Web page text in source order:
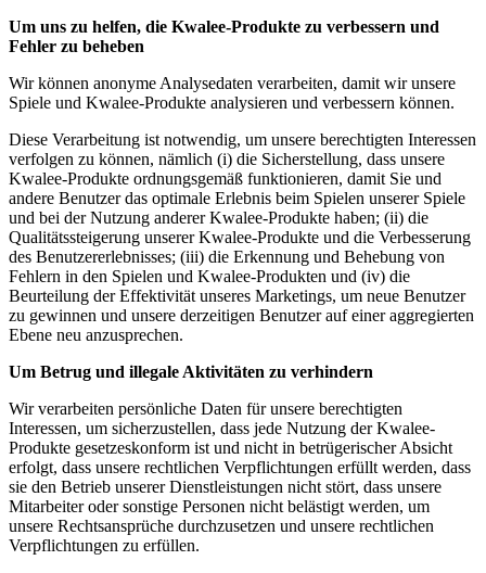
Um uns zu helfen, die Kwalee-Produkte zu verbessern und
Fehler zu beheben
Wir können anonyme Analysedaten verarbeiten, damit wir unsere
Spiele und Kwalee-Produkte analysieren und verbessern können.
Diese Verarbeitung ist notwendig, um unsere berechtigten Interessen
verfolgen zu können, nämlich (i) die Sicherstellung, dass unsere
Kwalee-Produkte ordnungsgemäß funktionieren, damit Sie und
andere Benutzer das optimale Erlebnis beim Spielen unserer Spiele
und bei der Nutzung anderer Kwalee-Produkte haben; (ii) die
Qualitätssteigerung unserer Kwalee-Produkte und die Verbesserung
des Benutzererlebnisses; (iii) die Erkennung und Behebung von
Fehlern in den Spielen und Kwalee-Produkten und (iv) die
Beurteilung der Effektivität unseres Marketings, um neue Benutzer
zu gewinnen und unsere derzeitigen Benutzer auf einer aggregierten
Ebene neu anzusprechen.
Um Betrug und illegale Aktivitäten zu verhindern
Wir verarbeiten persönliche Daten für unsere berechtigten
Interessen, um sicherzustellen, dass jede Nutzung der Kwalee-
Produkte gesetzeskonform ist und nicht in betrügerischer Absicht
erfolgt, dass unsere rechtlichen Verpflichtungen erfüllt werden, dass
sie den Betrieb unserer Dienstleistungen nicht stört, dass unsere
Mitarbeiter oder sonstige Personen nicht belästigt werden, um
unsere Rechtsansprüche durchzusetzen und unsere rechtlichen
Verpflichtungen zu erfüllen.